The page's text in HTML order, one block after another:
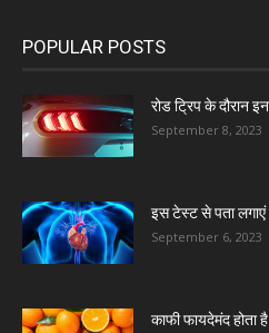
POPULAR POSTS
रोड ट्रिप के दौरान
September 8, 2023
इस टेस्ट से पता लगाएं
September 6, 2023
काफी फायदेमंद होता है